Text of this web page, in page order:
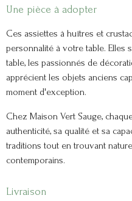
Une pièce à adopter
Ces assiettes à huîtres et
personnalité à votre table. Elles
table, les passionnés de
apprécient les objets anciens
moment d'exception.
Chez Maison Vert Sauge,
authenticité, sa qualité et sa
traditions tout en trouvant
contemporains.
Livraison